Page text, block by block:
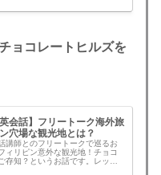
ョコレートヒルズを
英会話】フリートーク海外旅
穴場な観光地とは？
講師とのフリートークで巡るお
ィリピン意外な観光地！チョコ
存知？というお話です。レッツ